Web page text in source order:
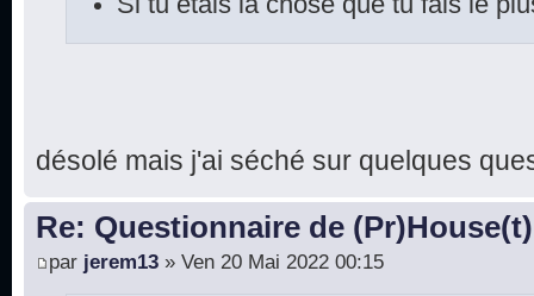
désolé mais j'ai séché sur quelques
Re: Questionnaire de (Pr)House(t)
par jerem13 » Ven 20 Mai 2022 00:15